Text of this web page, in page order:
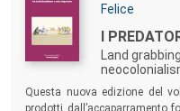
Felice
Titolo:
I
Land
Questa nuova edizione del
prodotti dall’accaparramento